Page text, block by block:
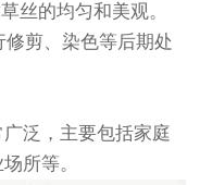
丝的均匀和美观。
剪、染色等后期处
泛，主要包括家庭
所等。